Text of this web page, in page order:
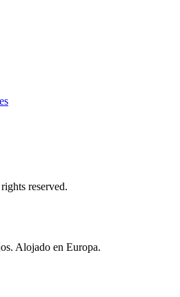
reserved.
Alojado en Europa.